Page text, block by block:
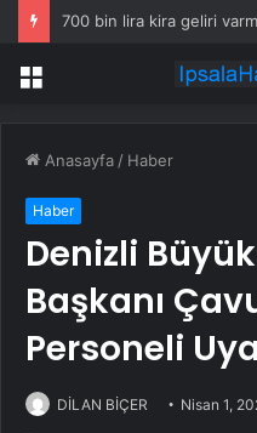
700 bin lira kira geliri
Menü
Anasayfa / Haber
Haber
Denizli
Başkanı
Personeli
DİLAN BİÇER Nisan 1,